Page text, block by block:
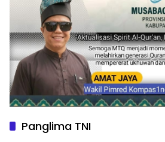
Panglima TNI